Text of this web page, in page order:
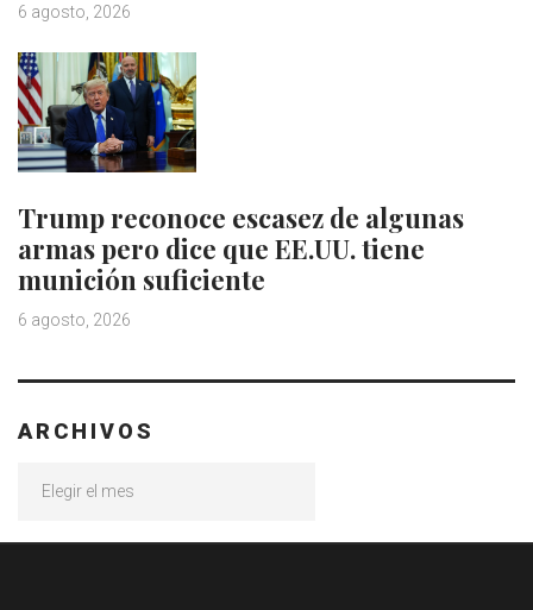
6 agosto, 2026
Trump reconoce escasez de algunas
armas pero dice que EE.UU. tiene
munición suficiente
6 agosto, 2026
ARCHIVOS